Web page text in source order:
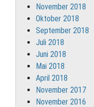
November 2018
Oktober 2018
September 2018
Juli 2018
Juni 2018
Mai 2018
April 2018
November 2017
November 2016